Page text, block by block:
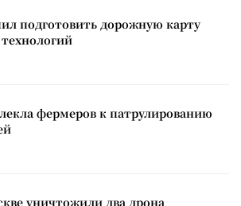
подготовить дорожную карту
фермеров к патрулированию
уничтожили два дрона